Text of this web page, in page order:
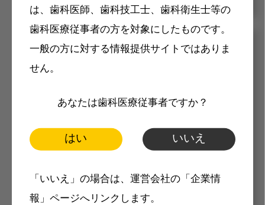
は、歯科医師、歯科技工士、歯科衛生士等の
歯科医療従事者の方を対象にしたものです。
一般の方に対する情報提供サイトではありま
せん。
あなたは歯科医療従事者ですか？
はい いいえ
「いいえ」の場合は、運営会社の「企業情
報」ページへリンクします。
メリット
製品価格も閲覧可能